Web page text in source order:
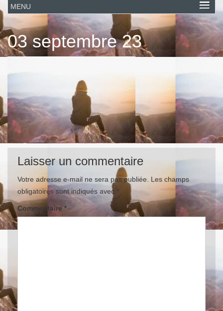
03 septembre 23
Laisser un commentaire
Votre adresse e-mail ne sera pas publiée. Les champs
obligatoires sont indiqués avec *
Commentaire *